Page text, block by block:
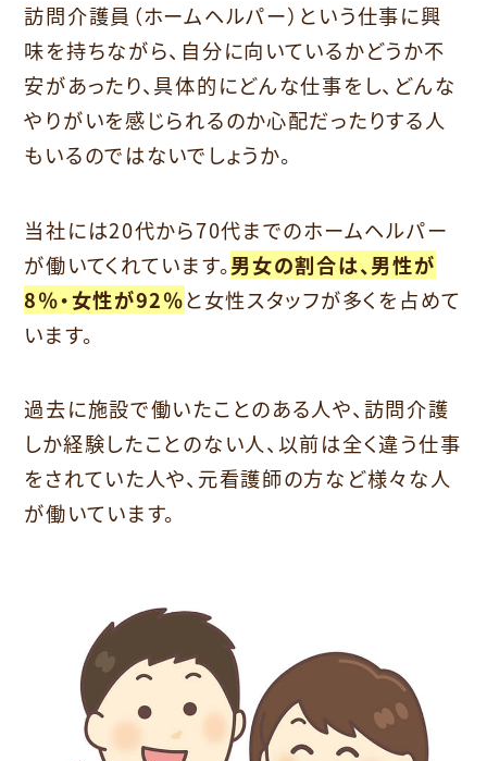
訪問介護員（ホームヘルパー）という仕事に興
味を持ちながら、自分に向いているかどうか不
安があったり、具体的にどんな仕事をし、どんな
やりがいを感じられるのか心配だったりする人
もいるのではないでしょうか。
当社には20代から70代までのホームヘルパー
が働いてくれています。男女の割合は、男性が
8％・女性が92％と女性スタッフが多くを占めて
います。
過去に施設で働いたことのある人や、訪問介護
しか経験したことのない人、以前は全く違う仕事
をされていた人や、元看護師の方など様々な人
が働いています。